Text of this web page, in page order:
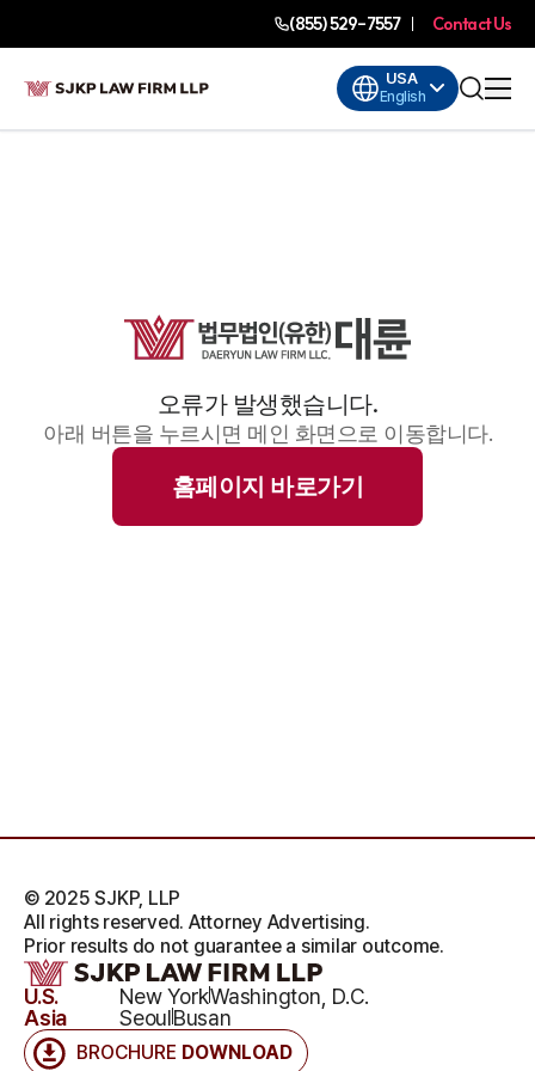
(855) 529-7557 Contact Us
USA
English
오류가 발생했습니다.
아래 버튼을 누르시면 메인 화면으로 이동합니다.
홈페이지 바로가기
BROCHURE DOWNLOAD
U.S. New YorkWashington, D.C.
Asia
SeoulBusan
© 2025 SJKP, LLP
All rights reserved. Attorney Advertising.
Prior results do not guarantee a similar outcome.